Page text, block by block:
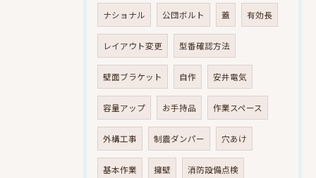
ナショナル 公団ボルト 蓋 有効長
レイアウト変更 型番確認方法
壁面ブラケット 自作 安井電気
容量アップ お手持品 作業スペース
外構工事 制震ダンパー 穴あけ
基本作業 擁壁 消防設備点検